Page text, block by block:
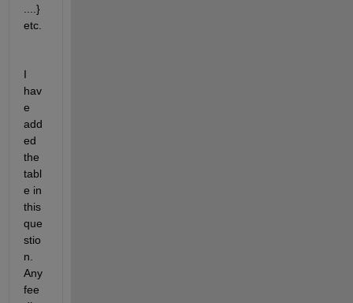
....}
etc.
I
hav
e
add
ed
the
tabl
e in
this
que
stio
n.
Any
fee